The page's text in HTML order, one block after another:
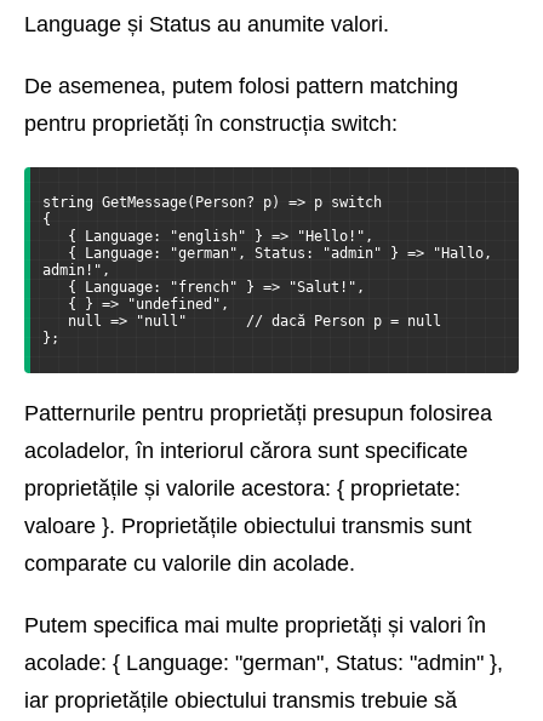
Language și Status au anumite valori.
De asemenea, putem folosi pattern matching
pentru proprietăți în construcția switch:
string GetMessage(Person? p) => p switch
{
{ Language: "english" } => "Hello!",
{ Language: "german", Status: "admin" } => "Hallo,
admin!",
{ Language: "french" } => "Salut!",
{ } => "undefined",
null => "null"       // dacă Person p = null
};
Patternurile pentru proprietăți presupun folosirea
acoladelor, în interiorul cărora sunt specificate
proprietățile și valorile acestora: { proprietate:
valoare }. Proprietățile obiectului transmis sunt
comparate cu valorile din acolade.
Putem specifica mai multe proprietăți și valori în
acolade: { Language: "german", Status: "admin" },
iar proprietățile obiectului transmis trebuie să